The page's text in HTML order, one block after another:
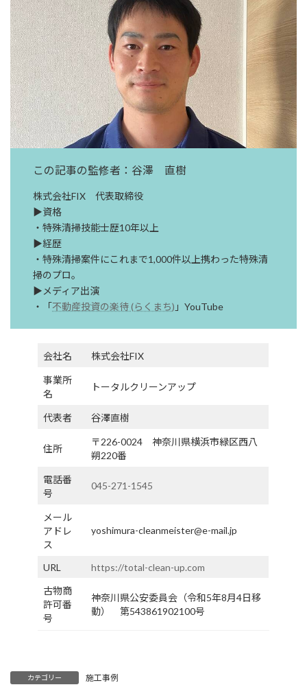
この記事の監修者：谷澤 直樹
株式会社FIX 代表取締役
▶資格
・特殊清掃技能士歴10年以上
▶経歴
・特殊清掃案件にこれまで1,000件以上携わった特殊清
掃のプロ。
▶メディア出演
・「 不動産投資の楽待 (らくまち) 」YouTube
会社名 株式会社FIX
事業所
名
トータルクリーンアップ
代表者 谷澤直樹
住所
〒226-0024 神奈川県横浜市緑区西八
朔220番
電話番
号
045-271-1545
メール
アドレ
ス
yoshimura-cleanmeister@e-mail.jp
URL
https://total-clean-up.com
古物商
許可番
号
神奈川県公安委員会（令和5年8月4日移
動） 第543861902100号
カテゴリー 施工事例